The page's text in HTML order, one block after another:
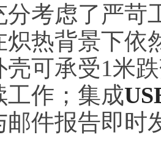
分考虑了严苛
炽热背景下依
壳可承受1米
工作；集成
件报告即时